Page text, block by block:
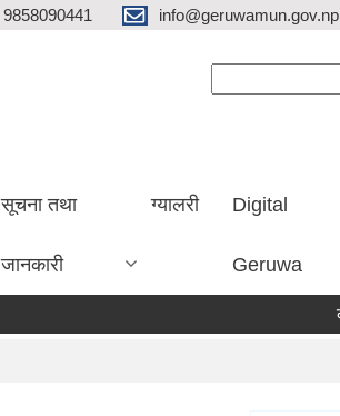
9858090441
सूचना तथा
जानकारी
ग्यालरी Digital
Geruwa